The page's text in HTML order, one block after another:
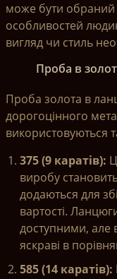
може бути обраний
особливостей
вигляд чи стиль
Проба в
Проба золота в
дорогоцінного
використовуються
375 (9 каратів):
виробу
додаються для
вартості.
доступними, але
яскраві в
585 (14 каратів):